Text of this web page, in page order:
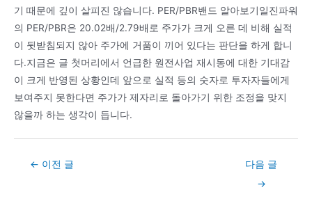
기 때문에 깊이 살피진 않습니다. PER/PBR밴드 알아보기일진파워
의 PER/PBR은 20.02배/2.79배로 주가가 크게 오른 데 비해 실적
이 뒷받침되지 않아 주가에 거품이 끼어 있다는 판단을 하게 합니
다.지금은 글 첫머리에서 언급한 원전사업 재시동에 대한 기대감
이 크게 반영된 상황인데 앞으로 실적 등의 숫자로 투자자들에게
보여주지 못한다면 주가가 제자리로 돌아가기 위한 조정을 맞지
않을까 하는 생각이 듭니다.
Post← 이전 글
다음 글
→